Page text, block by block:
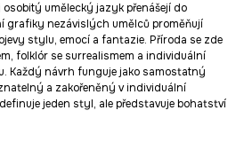
umělecký jazyk přenášejí do
grafiky nezávislých umělců proměňují
stylu, emocí a fantazie. Příroda se zde
folklór se surrealismem a individuální
Každý návrh funguje jako samostatný
a zakořeněný v individuální
jeden styl, ale představuje bohatství